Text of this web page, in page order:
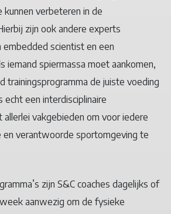
verbeteren in de
zijn ook andere experts
scientist en een
iemand spiermassa moet aankomen,
trainingsprogramma de juiste voeding
echt een interdisciplinaire
allerlei vakgebieden om voor iedere
en verantwoorde sportomgeving te
zijn S&C coaches dagelijks of
aanwezig om de fysieke